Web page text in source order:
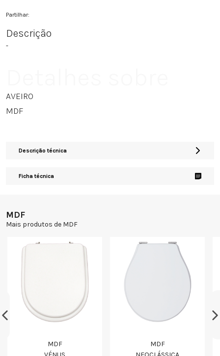
Partilhar:
Descrição
-
AVEIRO
MDF
Descrição técnica
Ficha técnica
MDF
Mais produtos de MDF
MDF
MDF